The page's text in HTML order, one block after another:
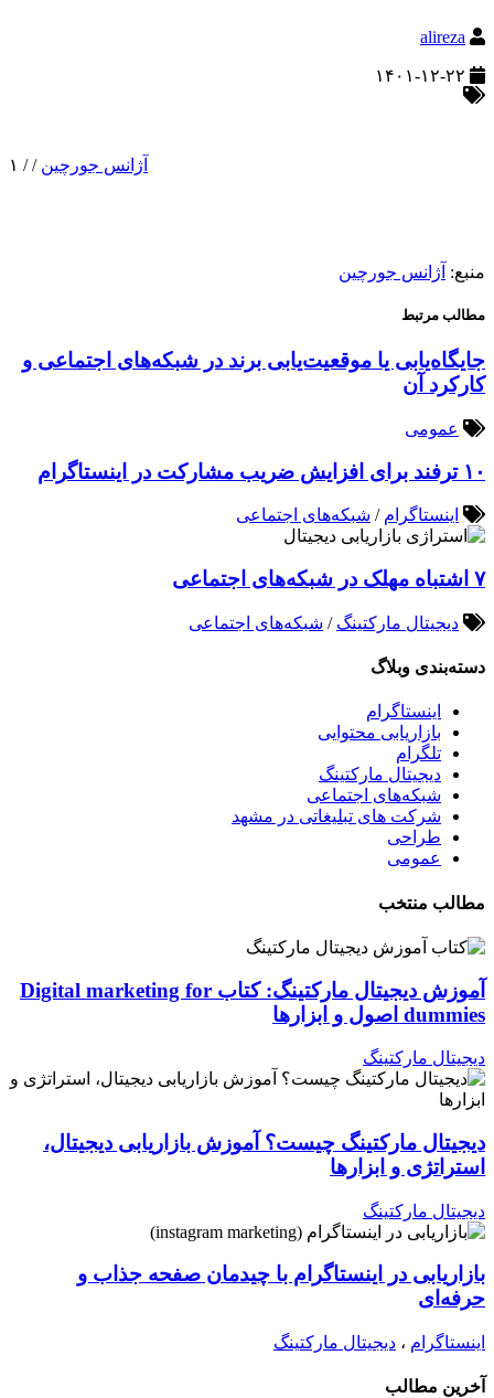
alireza
آژانس جورچین /
/ ۱
منبع: آژانس جورچین
مطالب مرتبط
جایگاه‌یابی یا موقعیت‌یابی برند در شبکه‌های اجتماعی و
کارکرد آن
عمومی
۱۰ ترفند برای افزایش ضریب مشارکت در اینستاگرام
اینستاگرام / شبکه‌های اجتماعی
۷ اشتباه مهلک در شبکه‌های اجتماعی
دیجیتال مارکتینگ / شبکه‌های اجتماعی
دسته‌بندی وبلاگ
اینستاگرام
بازاریابی محتوایی
تلگرام
دیجیتال مارکتینگ
شبکه‌های اجتماعی
شرکت های تبلیغاتی در مشهد
طراحی
عمومی
مطالب منتخب
آموزش دیجیتال مارکتینگ: کتاب Digital marketing for
dummies اصول و ابزارها
دیجیتال مارکتینگ
دیجیتال مارکتینگ چیست؟ آموزش بازاریابی دیجیتال،
استراتژی و ابزارها
دیجیتال مارکتینگ
بازاریابی در اینستاگرام با چیدمان صفحه جذاب و
حرفه‌ای
اینستاگرام ، دیجیتال مارکتینگ
آخرین مطالب